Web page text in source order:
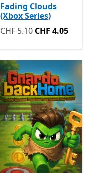
Fading Clouds
(Xbox Series)
Initialement CHF 5.10
CHF 5.10 CHF 4.05